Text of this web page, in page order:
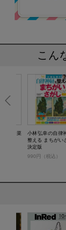
こん
健康野菜
小林弘幸の自律
整える まちがい
決定版
990円（税込）